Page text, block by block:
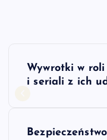
NWywrotki w
i seriali z ich